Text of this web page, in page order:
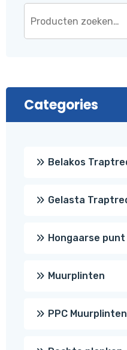
Categories
Belakos
Gelasta
Hongaarse
Muurplinten
PPC Muurplinten